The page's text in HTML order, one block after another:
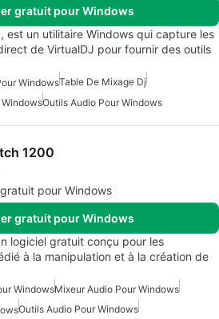
gratuit pour Windows
est un utilitaire Windows qui capture les
de VirtualDJ pour fournir des outils
WindowsTable De Mixage Dj
Outils Audio Pour Windows
1200
pour Windows
gratuit pour Windows
logiciel gratuit conçu pour les
à la manipulation et à la création de
WindowsMixeur Audio Pour Windows
Outils Audio Pour Windows